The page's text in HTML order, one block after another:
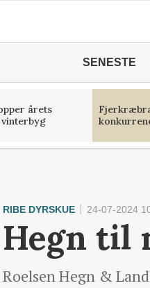
SENESTE
årets
RIBE DYRSKUE 24-07-2024
Hegn til
Roelsen Hegn &